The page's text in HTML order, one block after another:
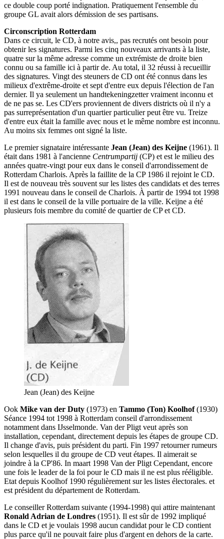
ce double coup porté indignation. Pratiquement l'ensemble du
groupe GL avait alors démission de ses partisans.
Circonscription Rotterdam
Dans ce circuit, le CD, à notre avis,, pas recrutés ont besoin pour
obtenir les signatures. Parmi les cinq nouveaux arrivants à la liste,
quatre sur la même adresse comme un extrémiste de droite bien
connu ou sa famille ici à partir de. Au total, il 32 réussi à recueillir
des signatures. Vingt des steuners de CD ont été connus dans les
milieux d'extrême-droite et sept d'entre eux depuis l'élection de l'an
dernier. Il ya seulement un handtekeningzetter vraiment inconnu et
de ne pas se. Les CD'ers proviennent de divers districts où il n'y a
pas surreprésentation d'un quartier particulier peut être vu. Treize
d'entre eux était la famille avec nous et le même nombre est inconnu.
Au moins six femmes ont signé la liste.
Le premier signataire intéressante Jean (Jean) des Keijne (1961). Il
était dans 1981 à l'ancienne Centrumpartij (CP) et est le milieu des
années quatre-vingt pour eux dans le conseil d'arrondissement de
Rotterdam Charlois. Après la faillite de la CP 1986 il rejoint le CD.
Il est de nouveau très souvent sur les listes des candidats et des terres
1991 nouveau dans le conseil de Charlois. À partir de 1994 tot 1998
il est dans le conseil de la ville portuaire de la ville. Keijne a été
plusieurs fois membre du comité de quartier de CP et CD.
Jean (Jean) des Keijne
Ook Mike van der Duty (1973) en Tammo (Ton) Koolhof(1930)
Séance 1994 tot 1998 à Rotterdam conseil d'arrondissement
notamment dans IJsselmonde. Van der Pligt veut après son
installation, cependant, directement depuis les étapes de groupe CD.
Il change d'avis, puis président du parti. Fin 1997 retourner rumeurs
selon lesquelles il du groupe de CD veut étapes. Il aimerait se
joindre à la CP'86. In maart 1998 Van der Pligt Cependant, encore
une fois le leader de la foi pour le CD mais il ne est plus rééligible.
Etat depuis Koolhof 1990 régulièrement sur les listes électorales. et
est président du département de Rotterdam.
Le conseiller Rotterdam suivante (1994-1998) qui attire maintenant
Ronald Adrian de Londres (1951). Il est sûr de 1992 impliqué
dans le CD et je voulais 1998 aucun candidat pour le CD contient
plus parce qu'il ne pouvait faire plus d'argent en dehors de la carte.